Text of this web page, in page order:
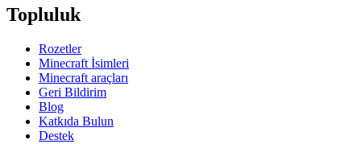
Topluluk
Rozetler
Minecraft İsimleri
Minecraft araçları
Geri Bildirim
Blog
Katkıda Bulun
Destek